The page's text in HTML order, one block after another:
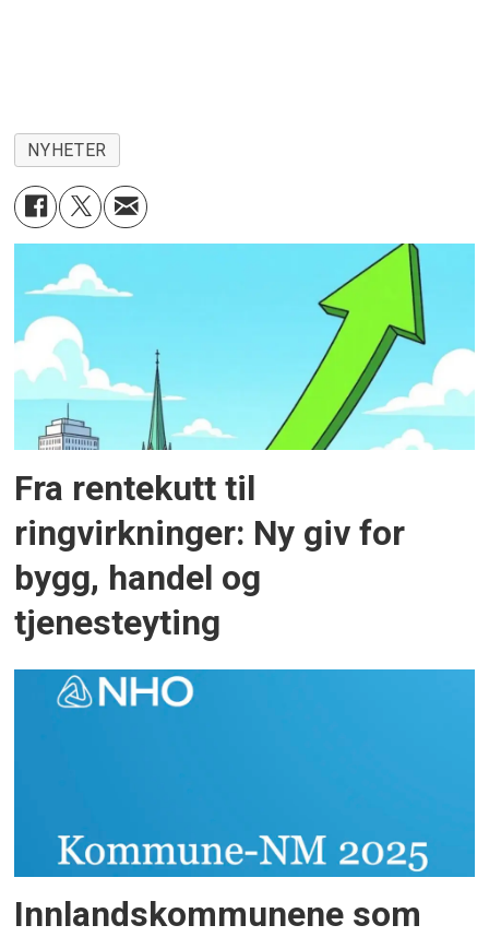
NYHETER
Fra rentekutt til
ringvirkninger: Ny giv for
bygg, handel og
tjenesteyting
Innlandskommunene som